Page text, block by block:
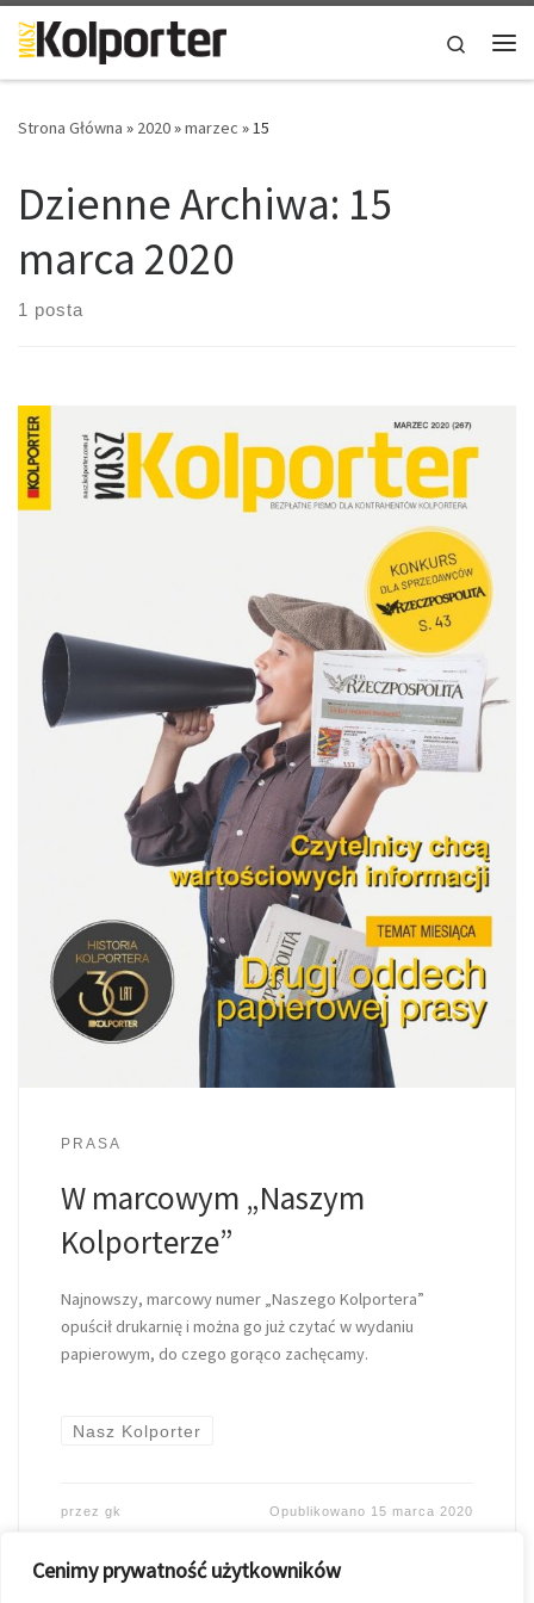
Cenimy prywatność użytkowników
Skip to content
Search
Strona Główna » 2020»marzec »15
Dzienne Archiwa: 15
marca 2020
1 posta
PRASA
W marcowym „Naszym
Kolporterze”
Najnowszy, marcowy numer „Naszego Kolportera”
opuścił drukarnię i można go już czytać w wydaniu
papierowym, do czego gorąco zachęcamy.
Nasz Kolporter
przez gk Opublikowano 15 marca 2020